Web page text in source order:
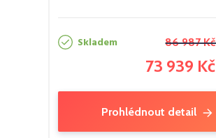
Skladem 86 987 Kč
73 939 Kč
Prohlédnout detail